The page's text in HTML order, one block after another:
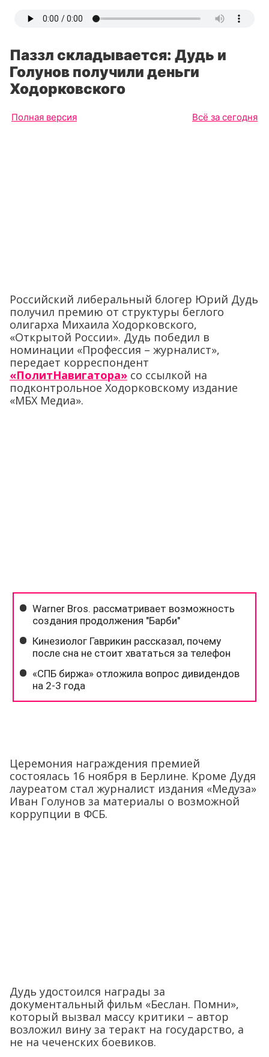
Паззл складывается: Дудь и
Голунов получили деньги
Ходорковского
Полная версия Всё за сегодня
Российский либеральный блогер Юрий Дудь
получил премию от структуры беглого
олигарха Михаила Ходорковского,
«Открытой России». Дудь победил в
номинации «Профессия – журналист»,
передает корреспондент
«ПолитНавигатора» со ссылкой на
подконтрольное Ходорковскому издание
«МБХ Медиа».
Церемония награждения премией
состоялась 16 ноября в Берлине. Кроме Дудя
лауреатом стал журналист издания «Медуза»
Иван Голунов за материалы о возможной
коррупции в ФСБ.
Дудь удостоился награды за
документальный фильм «Беслан. Помни»,
который вызвал массу критики – автор
возложил вину за теракт на государство, а
не на чеченских боевиков.